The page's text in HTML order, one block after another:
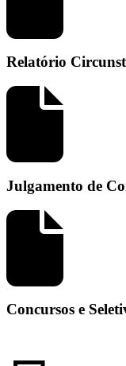
Relatório
Julgamento de
Concursos e